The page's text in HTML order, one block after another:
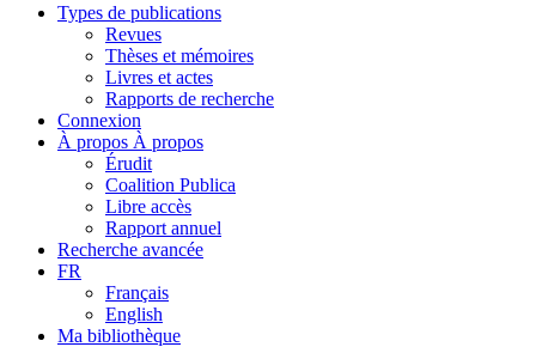
Types de publications
Revues
Thèses et mémoires
Livres et actes
Rapports de recherche
Connexion
À propos À propos
Érudit
Coalition Publica
Libre accès
Rapport annuel
Recherche avancée
FR
Français
English
Ma bibliothèque